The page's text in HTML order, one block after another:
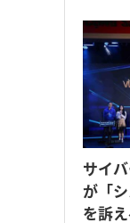
サイ
が「
を訴